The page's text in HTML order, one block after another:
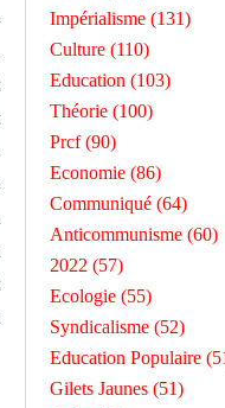
Impérialisme (131)
Culture (110)
Education (103)
Théorie (100)
Prcf(90)
Economie (86)
Communiqué (64)
Anticommunisme (60)
2022 (57)
Ecologie (55)
Syndicalisme (52)
Education Populaire
Gilets Jaunes (51)